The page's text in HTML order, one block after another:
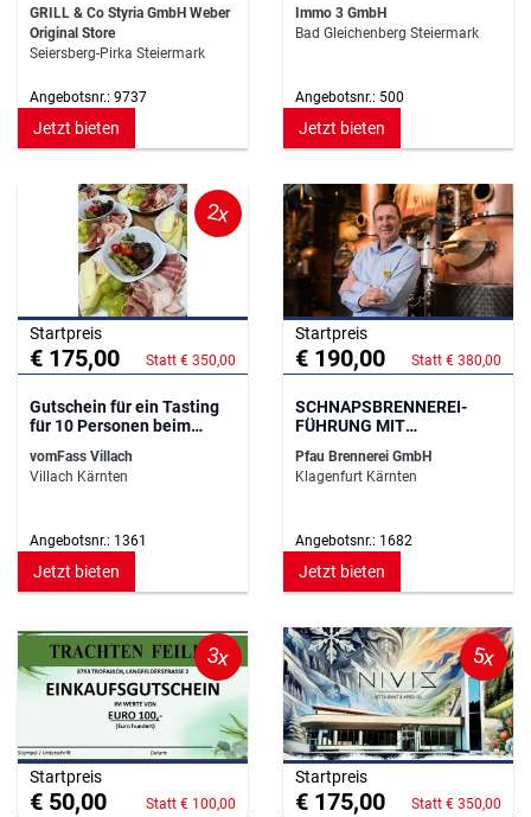
GRILL & Co Styria GmbH Weber
Original Store
Seiersberg-Pirka Steiermark
Angebotsnr.: 9737
Jetzt bieten
Immo 3 GmbH
Bad Gleichenberg Steiermark
Angebotsnr.: 500
Jetzt bieten
2x
Startpreis
€ 175,00 Statt € 350,00
Gutschein für ein Tasting
für 10 Personen beim
vomFass Villach
Villach Kärnten
Angebotsnr.: 1361
Jetzt bieten
Startpreis
€ 190,00 Statt € 380,00
SCHNAPSBRENNEREI-
FÜHRUNG MIT
Pfau Brennerei GmbH
Klagenfurt Kärnten
Angebotsnr.: 1682
Jetzt bieten
3x
Startpreis
€ 50,00 Statt € 100,00
5x
Startpreis
€ 175,00 Statt € 350,00